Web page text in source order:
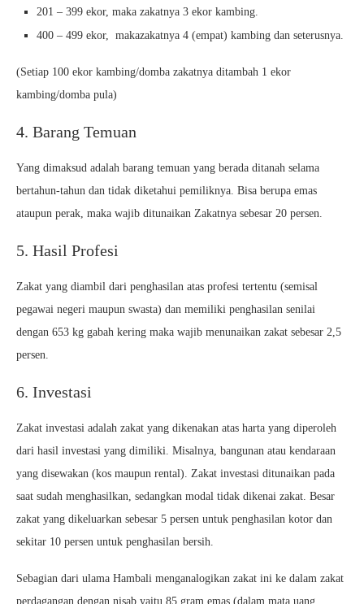
201 – 399 ekor, maka zakatnya 3 ekor kambing.
400 – 499 ekor, makazakatnya 4 (empat) kambing dan seterusnya.
(Setiap 100 ekor kambing/domba zakatnya ditambah 1 ekor
kambing/domba pula)
4. Barang Temuan
Yang dimaksud adalah barang temuan yang berada ditanah selama
bertahun-tahun dan tidak diketahui pemiliknya. Bisa berupa emas
ataupun perak, maka wajib ditunaikan Zakatnya sebesar 20 persen.
5. Hasil Profesi
Zakat yang diambil dari penghasilan atas profesi tertentu (semisal
pegawai negeri maupun swasta) dan memiliki penghasilan senilai
dengan 653 kg gabah kering maka wajib menunaikan zakat sebesar 2,5
persen.
6. Investasi
Zakat investasi adalah zakat yang dikenakan atas harta yang diperoleh
dari hasil investasi yang dimiliki. Misalnya, bangunan atau kendaraan
yang disewakan (kos maupun rental). Zakat investasi ditunaikan pada
saat sudah menghasilkan, sedangkan modal tidak dikenai zakat. Besar
zakat yang dikeluarkan sebesar 5 persen untuk penghasilan kotor dan
sekitar 10 persen untuk penghasilan bersih.
Sebagian dari ulama Hambali menganalogikan zakat ini ke dalam zakat
perdagangan dengan nisab yaitu 85 gram emas (dalam mata uang